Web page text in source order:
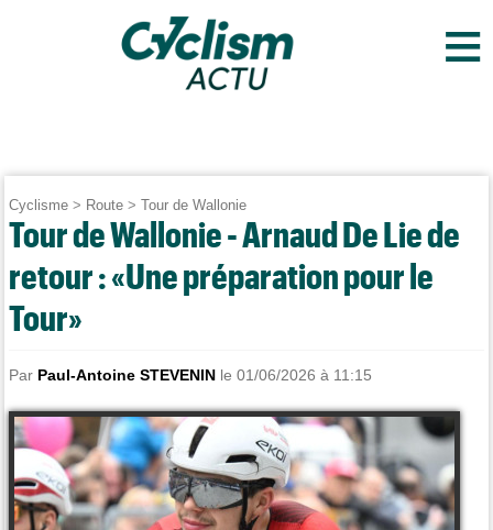
≡
Cyclisme > Route >Tour de Wallonie
Tour de Wallonie - Arnaud De Lie de
retour : «Une préparation pour le
Tour»
Par Paul-Antoine STEVENIN le 01/06/2026 à 11:15